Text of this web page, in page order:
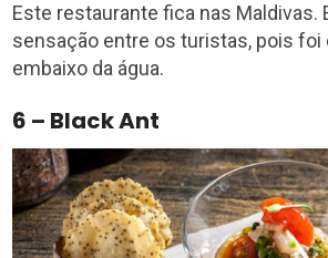
Este restaurante fica nas Maldivas.
sensação entre os turistas, pois
embaixo da água.
6 – Black Ant